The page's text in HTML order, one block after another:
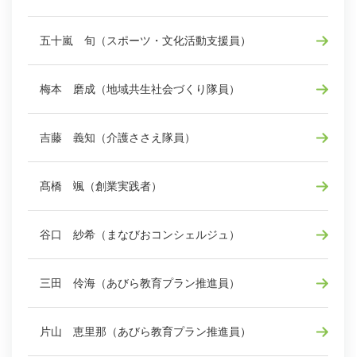
五十嵐 旬（スポーツ・文化活動支援員）
梅本 磨成（地域共生社会づくり隊員）
吉藤 義知（介護ささえ隊員）
髙橋 颯（創業実践者）
谷口 紗希（まなびおコンシェルジュ）
三田 伶海（あびら教育プラン推進員）
片山 恵里那（あびら教育プラン推進員）